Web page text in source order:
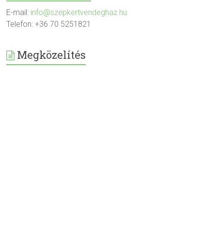
E-mail: info@szepkertvendeghaz.hu
Telefon: +36 70 5251821
Megközelítés